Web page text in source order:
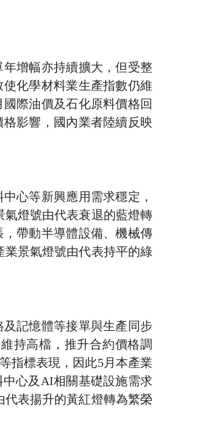
增幅亦持續擴大，但受整
化學材料業生產指數仍維
際油價及石化原料價格回
影響，國內業者陸續反映
心等新興應用需求穩定，
燈號由代表衰退的藍燈轉
帶動半導體設備、機械傳
景氣燈號由代表持平的綠
記憶體等接單與生產同步
持高檔，推升合約價格調
指標表現，因此5月本產業
心及AI相關基礎設施需求
表揚升的黃紅燈轉為繁榮